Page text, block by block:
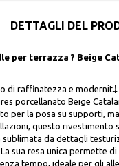
DETTAGLI DEL
per terrazza ? Beige
di raffinatezza e
porcellanato Beige
per la posa su supporti,
questo rivestimento
sublimata da dettagli
sua resa unica permette
tempo, ideale per gli